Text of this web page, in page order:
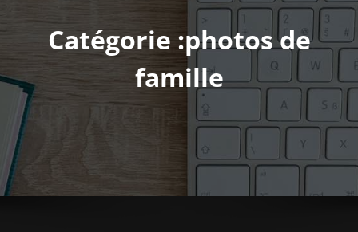
Catégorie :photos de
famille